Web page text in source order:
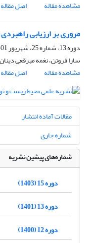
مشاهده مقاله
اصل مقاله
مروری بر ارزیابی
دوره 13، شماره 25، شهریور 1401، صفحه
سارا فروتن، نغمه مبرقعی دینان
مشاهده مقاله
اصل مقاله
مقالات آماده انتشار
شماره جاری
شماره‌های پیشین نشریه
دوره 15 (1403)
دوره 13 (1401)
دوره 12 (1400)